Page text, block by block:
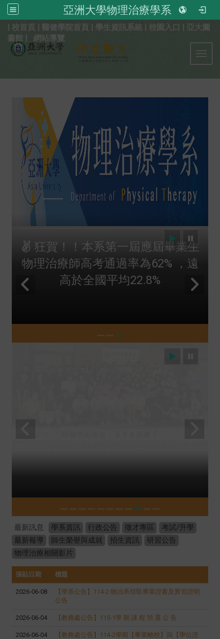
亞洲大學物理治療學系
校首頁 醫健學院首頁 學生資訊系統 校園入口
亞大圖
書館
網站導覽
狂賀！！本系第三屆應屆畢業生
物理治療師高考通過率為68.2，遠
高於全國平均26.08%
最新訊息 學系資訊 行政公告 徵才專區
考試/升學
最新報導
師生榮譽與成就 招生資訊
研習公告
物理治療相關影片
張貼日期 標題
2026-06-08
【學系公告】114-2 物治系領取畢業證書及實習證明
公告
2026-06-04 【教務處公告】115-1學 期 課 程 預 選 公 告
2026-06-04
【教務處公告】114-2學期【畢業離校】與【學位證